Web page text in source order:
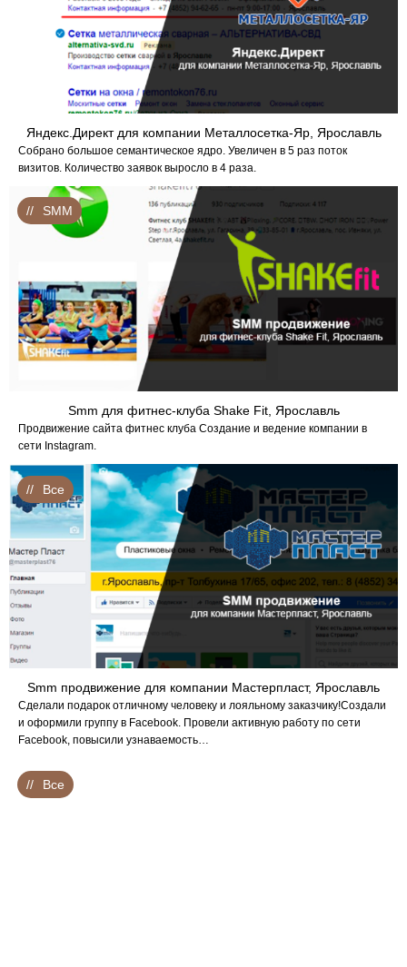
Яндекс.Директ для компании Металлосетка-Яр, Ярославль
Собрано большое семантическое ядро. Увеличен в 5 раз поток
визитов. Количество заявок выросло в 4 раза.
Smm для фитнес-клуба Shake Fit, Ярославль
Продвижение сайта фитнес клуба Создание и ведение компании в
сети Instagram.
SMM
Smm продвижение для компании Мастерпласт, Ярославль
Сделали подарок отличному человеку и лояльному заказчику!Создали
и оформили группу в Facebook. Провели активную работу по сети
Facebook, повысили узнаваемость…
Все
Все